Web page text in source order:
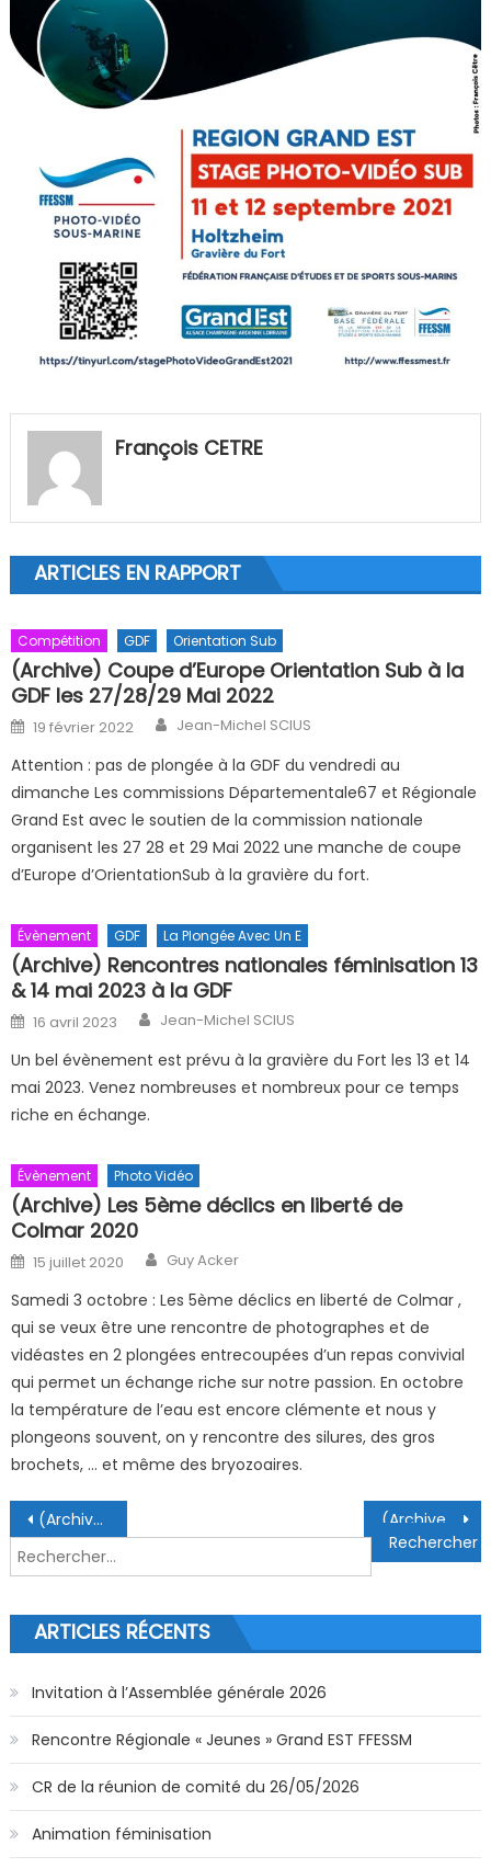
François CETRE
ARTICLES EN RAPPORT
Compétition GDF Orientation Sub
(Archive) Coupe d’Europe Orientation Sub à la
GDF les 27/28/29 Mai 2022
Posted on
19 février 2022 Author
Jean-Michel SCIUS
Attention : pas de plongée à la GDF du vendredi au
dimanche Les commissions Départementale67 et Régionale
Grand Est avec le soutien de la commission nationale
organisent les 27 28 et 29 Mai 2022 une manche de coupe
d’Europe d’OrientationSub à la gravière du fort.
Évènement GDF La Plongée Avec Un E
(Archive) Rencontres nationales féminisation 13
& 14 mai 2023 à la GDF
Posted on
16 avril 2023 Author
Jean-Michel SCIUS
Un bel évènement est prévu à la gravière du Fort les 13 et 14
mai 2023. Venez nombreuses et nombreux pour ce temps
riche en échange.
Évènement Photo Vidéo
(Archive) Les 5ème déclics en liberté de
Colmar 2020
Posted on
15 juillet 2020 Author
Guy Acker
Samedi 3 octobre : Les 5ème déclics en liberté de Colmar ,
qui se veux être une rencontre de photographes et de
vidéastes en 2 plongées entrecoupées d’un repas convivial
qui permet un échange riche sur notre passion. En octobre
la température de l’eau est encore clémente et nous y
plongeons souvent, on y rencontre des silures, des gros
brochets, … et même des bryozoaires.
Navigation de l’article
(Archive) Pass sanitaire obligatoire à la GDF
Rechercher :
ARTICLES RÉCENTS
Invitation à l’Assemblée générale 2026
Rencontre Régionale « Jeunes » Grand EST FFESSM
CR de la réunion de comité du 26/05/2026
Animation féminisation